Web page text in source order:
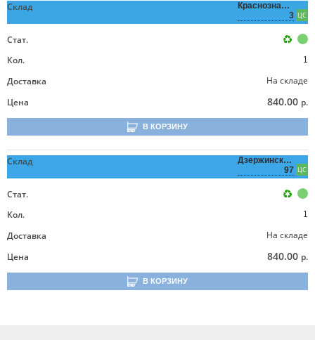
Склад
Краснознаменная,
3 ЦС
Стат.
Кол.
1
Доставка
На складе
Цена
840.00 р.
В КОРЗИНУ
Склад
Дзержинского,
97 ЦС
Стат.
Кол.
1
Доставка
На складе
Цена
840.00 р.
В КОРЗИНУ